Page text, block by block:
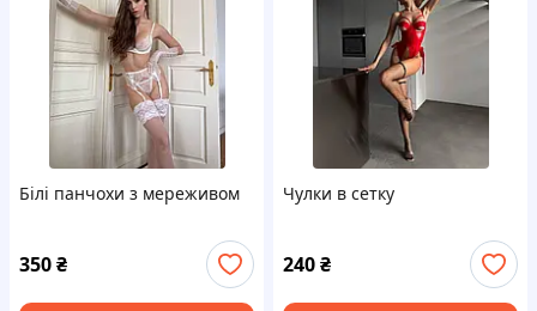
Білі панчохи з мереживом
350₴
Чулки в сетку
240₴